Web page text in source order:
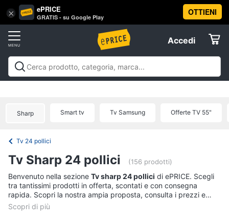
× ePRICE
GRATIS - su Google Play
OTTIENI
Accedi
Accedi
Registrati
Offerte
Tv
e
Home
Cinema
Vai
al
Tv
Home
Televisori
TV
Smart
Tv
Samsung
Tv
55
Sharp Smart tv Tv Samsung Offerte TV 55"
Tv 24 pollici
Tv Sharp 24 pollici (156 prodotti)
Benvenuto nella sezione Tv sharp 24 pollici di ePRICE. Scegli
tra tantissimi prodotti in offerta, scontati e con consegna
rapida. Scopri la nostra ampia proposta, consulta i prezzi e
acquista comodamente online.